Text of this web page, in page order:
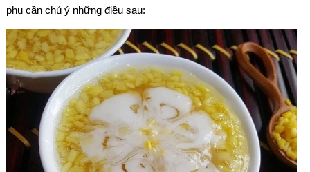
phụ cần chú ý những điều sau: